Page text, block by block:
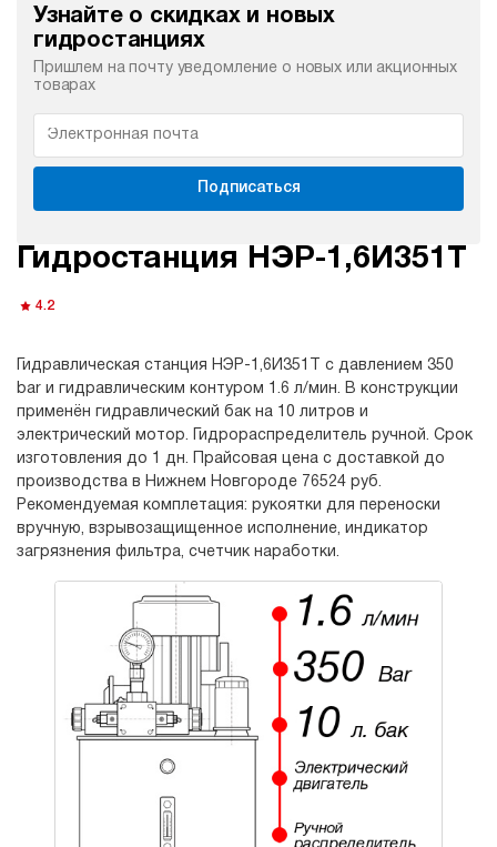
Узнайте о скидках и новых
гидростанциях
Пришлем на почту уведомление о новых или акционных
товарах
Подписаться
Гидростанция НЭР-1,6И351Т
4.2
Гидравлическая станция НЭР-1,6И351Т с давлением 350
bar и гидравлическим контуром 1.6 л/мин. В конструкции
применён гидравлический бак на 10 литров и
электрический мотор. Гидрораспределитель ручной. Срок
изготовления до 1 дн. Прайсовая цена с доставкой до
производства в Нижнем Новгороде 76524 руб.
Рекомендуемая комплетация: рукоятки для переноски
вручную, взрывозащищенное исполнение, индикатор
загрязнения фильтра, счетчик наработки.